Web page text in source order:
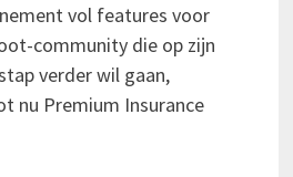
vol features voor
community die op zijn
verder wil gaan,
nu Premium Insurance